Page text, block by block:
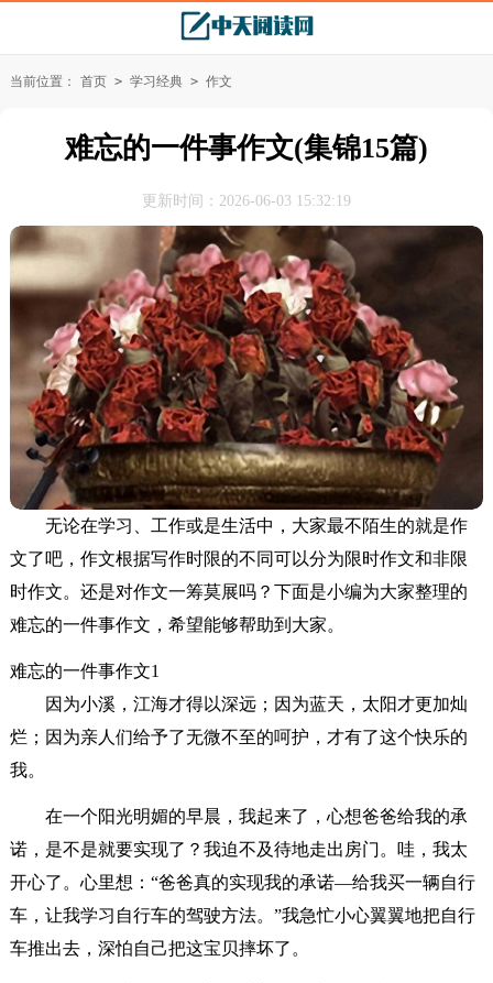
当前位置： 首页 > 学习经典 > 作文
难忘的一件事作文(集锦15篇)
更新时间：2026-06-03 15:32:19
无论在学习、工作或是生活中，大家最不陌生的就是作
文了吧，作文根据写作时限的不同可以分为限时作文和非限
时作文。还是对作文一筹莫展吗？下面是小编为大家整理的
难忘的一件事作文，希望能够帮助到大家。
难忘的一件事作文1
因为小溪，江海才得以深远；因为蓝天，太阳才更加灿
烂；因为亲人们给予了无微不至的呵护，才有了这个快乐的
我。
在一个阳光明媚的早晨，我起来了，心想爸爸给我的承
诺，是不是就要实现了？我迫不及待地走出房门。哇，我太
开心了。心里想：“爸爸真的实现我的承诺—给我买一辆自行
车，让我学习自行车的驾驶方法。”我急忙小心翼翼地把自行
车推出去，深怕自己把这宝贝摔坏了。